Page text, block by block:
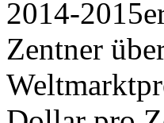
2014-
Zentner